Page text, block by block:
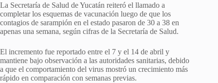
La Secretaría de Salud de Yucatán reiteró el llamado a
completar los esquemas de vacunación luego de que los
contagios de sarampión en el estado pasaron de 30 a 38 en
apenas una semana, según cifras de la Secretaría de Salud.
El incremento fue reportado entre el 7 y el 14 de abril y
mantiene bajo observación a las autoridades sanitarias, debido
a que el comportamiento del virus mostró un crecimiento más
rápido en comparación con semanas previas.